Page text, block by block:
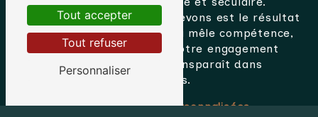
Chaque pièce que nous concevons est le résultat
d'un processus minutieux qui mêle compétence,
inspiration et savoir-faire. Notre engagement
envers l'art du
bijouterie
transparaît dans
chaque bijou que nous créons.
Des Créations Uniques et Personnalisées
Tout accepter
Tout refuser
Personnaliser